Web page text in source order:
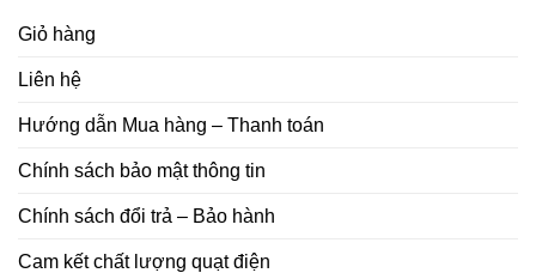
Giỏ hàng
Liên hệ
Hướng dẫn Mua hàng – Thanh toán
Chính sách bảo mật thông tin
Chính sách đổi trả – Bảo hành
Cam kết chất lượng quạt điện